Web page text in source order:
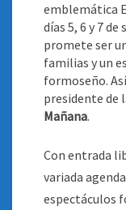
emblemática
días 5, 6 y 7
promete ser
familias y un
formoseño.
presidente de
Mañana.
Con entrada
variada
espectáculos